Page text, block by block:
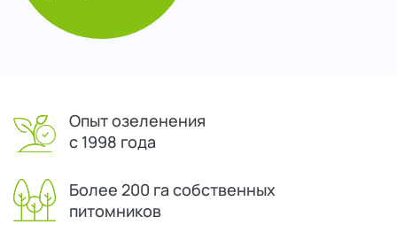
Опыт озеленения
с 1998 года
Более 200 га собственных
питомников